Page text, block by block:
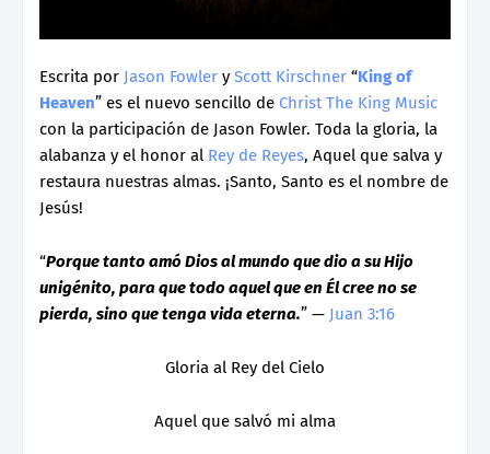
Escrita por Jason Fowler y Scott Kirschner “King of
Heaven” es el nuevo sencillo de Christ The King Music
con la participación de Jason Fowler. Toda la gloria, la
alabanza y el honor al Rey de Reyes, Aquel que salva y
restaura nuestras almas. ¡Santo, Santo es el nombre de
Jesús!
“Porque tanto amó Dios al mundo que dio a su Hijo
unigénito, para que todo aquel que en Él cree no se
pierda, sino que tenga vida eterna.” — Juan 3:16
Gloria al Rey del Cielo
Aquel que salvó mi alma